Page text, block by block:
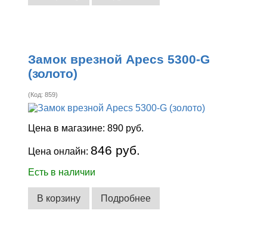
Замок врезной Apecs 5300-G
(золото)
(Код:859)
Цена в магазине:890 руб.
Цена онлайн: 846 руб.
Есть в наличии
В корзину Подробнее